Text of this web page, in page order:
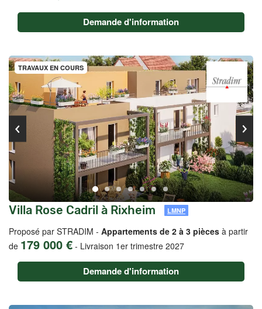
Demande d'information
TRAVAUX EN COURS
Villa Rose Cadril à Rixheim LMNP
Proposé par STRADIM - Appartements de 2 à 3 pièces à partir
de 179 000 € - Livraison 1er trimestre 2027
Demande d'information